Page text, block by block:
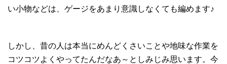
い小物などは、ゲージをあまり意識しなくても編めます♪
しかし、昔の人は本当にめんどくさいことや地味な作業を
コツコツよくやってたんだなあ～としみじみ思います。今